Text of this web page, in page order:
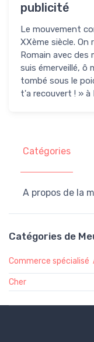
publicité
Le mouvement
XXème siècle.
Romain avec
suis émerveillé, ô
tombé sous le
t'a recouvert ! » à
Catégories
A propos de la
Catégories de
Commerce spécialisé
Cher